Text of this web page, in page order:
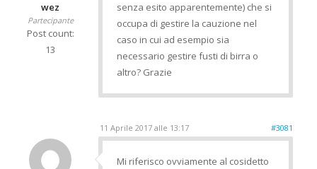
wez
Partecipante
Post count:
13
senza esito apparentemente) che si
occupa di gestire la cauzione nel
caso in cui ad esempio sia
necessario gestire fusti di birra o
altro? Grazie
11 Aprile 2017 alle 13:17 #3081
Mi riferisco ovviamente al cosidetto